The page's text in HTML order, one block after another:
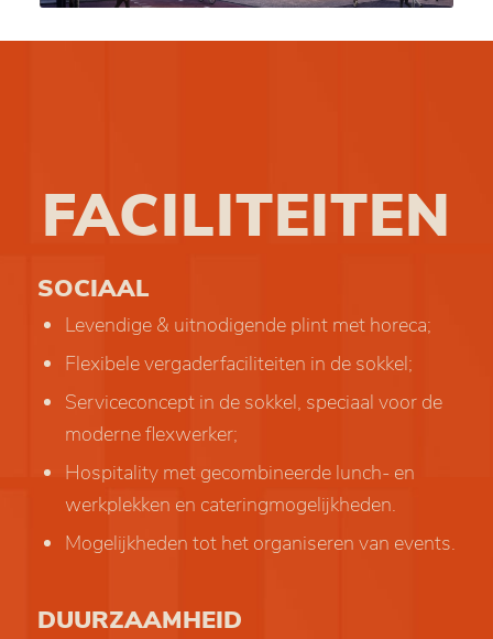
FACILITEITEN
SOCIAAL
Levendige & uitnodigende plint met horeca;
Flexibele vergaderfaciliteiten in de sokkel;
Serviceconcept in de sokkel, speciaal voor de
moderne flexwerker;
Hospitality met gecombineerde lunch- en
werkplekken en cateringmogelijkheden.
Mogelijkheden tot het organiseren van events.
DUURZAAMHEID